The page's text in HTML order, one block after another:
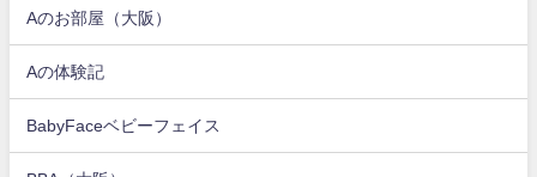
Aのお部屋（大阪）
Aの体験記
BabyFaceベビーフェイス